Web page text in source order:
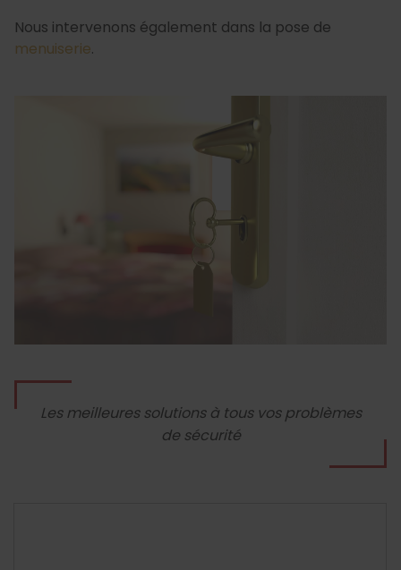
Nous intervenons également dans la pose de
menuiserie.
Les meilleures solutions à tous vos problèmes
de sécurité